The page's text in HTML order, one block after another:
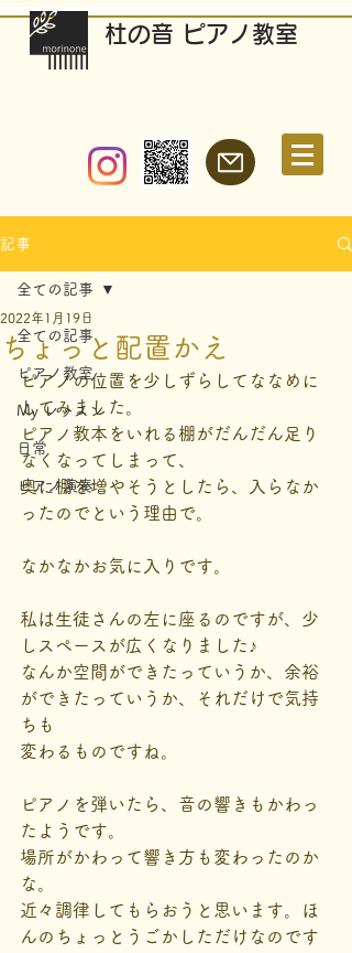
​杜の音 ピアノ教室
記事
全ての記事
ピアノ教室
My レッスン
日常
ピアノ演奏
全ての記事
ちょっと配置かえ
2022年1月19日
ピアノの位置を少しずらしてななめに
してみました。
ピアノ教本をいれる棚がだんだん足り
なくなってしまって、
奥に棚を増やそうとしたら、入らなか
ったのでという理由で。
なかなかお気に入りです。
私は生徒さんの左に座るのですが、少
しスペースが広くなりました♪
なんか空間ができたっていうか、余裕
ができたっていうか、それだけで気持
ちも
変わるものですね。
ピアノを弾いたら、音の響きもかわっ
たようです。
場所がかわって響き方も変わったのか
な。
近々調律してもらおうと思います。ほ
んのちょっとうごかしただけなのです